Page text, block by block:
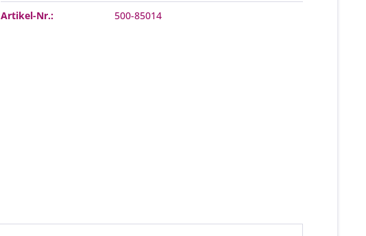
Artikel-Nr.: 500-85014